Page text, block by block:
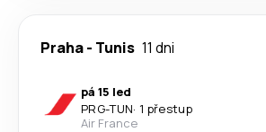
Praha- Tunis 11 dni
pá 15 led
PRG-TUN· 1 přestup
Air France